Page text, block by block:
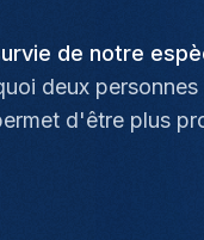
de notre
deux
d'être plus